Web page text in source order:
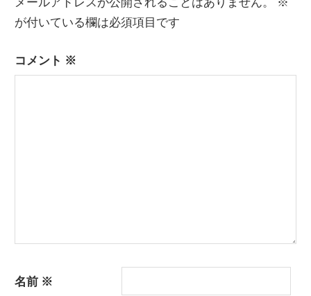
が付いている欄は必須項目です
コメント ※
名前 ※